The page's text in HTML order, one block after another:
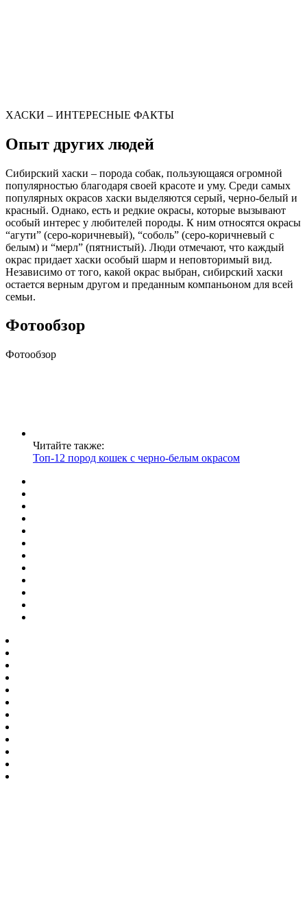
ХАСКИ – ИНТЕРЕСНЫЕ ФАКТЫ
Опыт других людей
Сибирский хаски – порода собак, пользующаяся огромной
популярностью благодаря своей красоте и уму. Среди самых
популярных окрасов хаски выделяются серый, черно-белый и
красный. Однако, есть и редкие окрасы, которые вызывают
особый интерес у любителей породы. К ним относятся окрасы
“агути” (серо-коричневый), “соболь” (серо-коричневый с
белым) и “мерл” (пятнистый). Люди отмечают, что каждый
окрас придает хаски особый шарм и неповторимый вид.
Независимо от того, какой окрас выбран, сибирский хаски
остается верным другом и преданным компаньоном для всей
семьи.
Фотообзор
Фотообзор
Читайте также:
Топ-12 пород кошек с черно-белым окрасом